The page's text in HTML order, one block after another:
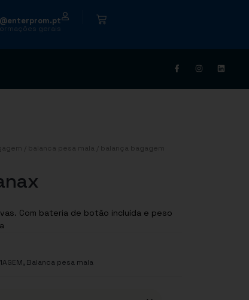
gerais
balanca pesa mala / balança bagagem
Com bateria de botão incluída e peso
, Balanca pesa mala